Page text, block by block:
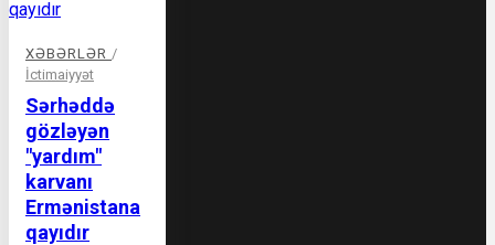
XƏBƏRLƏR /
İctimaiyyət
Sərhəddə
gözləyən
"yardım"
karvanı
Ermənistana
qayıdır